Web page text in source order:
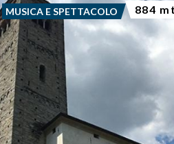
MUSICA E SPETTACOLO 884 mt